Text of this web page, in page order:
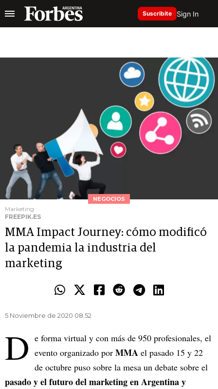
Suscribite Sign In
NEGOCIOS
Marketing
FREEPIK.ES
MMA Impact Journey: cómo modificó
la pandemia la industria del
marketing
5 Noviembre de 2020 08.52
D e forma virtual y con más de 950 profesionales, el
evento organizado por MMA el pasado 15 y 22
de octubre puso sobre la mesa un debate sobre el
pasado y el futuro del marketing en Argentina y